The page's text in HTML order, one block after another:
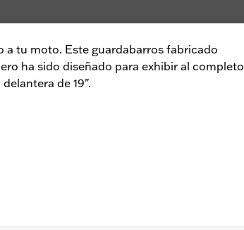
a tu moto. Este guardabarros fabricado
ha sido diseñado para exhibir al completo
de 19".